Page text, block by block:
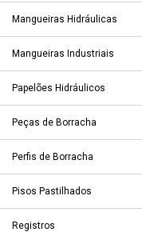
Mangueiras Hidráulicas
Mangueiras Industriais
Papelões Hidráulicos
Peças de Borracha
Perfis de Borracha
Pisos Pastilhados
Registros